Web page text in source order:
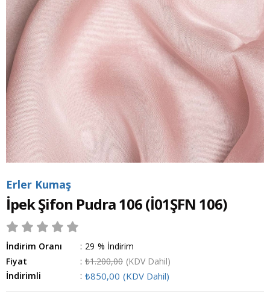
Erler Kumaş
İpek Şifon Pudra 106(İ01ŞFN 106)
İndirim Oranı : %
29
İndirim
Fiyat
: ₺1.200,00 (KDV Dahil)
İndirimli
: ₺850,00 (KDV Dahil)